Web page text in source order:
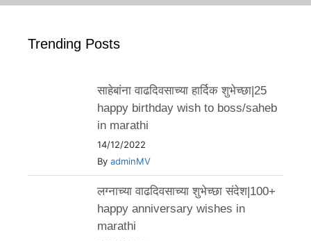
Trending Posts
साहेबांना वाढदिवसाच्या हार्दिक शुभेच्छा|25
happy birthday wish to boss/saheb
in marathi
14/12/2022
By adminMV
लग्नाच्या वाढदिवसाच्या शुभेच्छा संदेश|100+
happy anniversary wishes in
marathi